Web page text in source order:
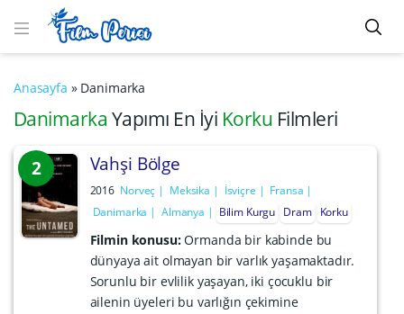
Anasayfa » Danimarka
Danimarka Yapımı En İyi Korku Filmleri
2 Vahşi Bölge
2016 Norveç Meksika İsviçre
Fransa
Danimarka
Almanya Bilim Kurgu Dram Korku
Filmin konusu:Ormanda bir kabinde bu
dünyaya ait olmayan bir varlık yaşamaktadır.
Sorunlu bir evlilik yaşayan, iki çocuklu bir
ailenin üyeleri bu varlığın çekimine